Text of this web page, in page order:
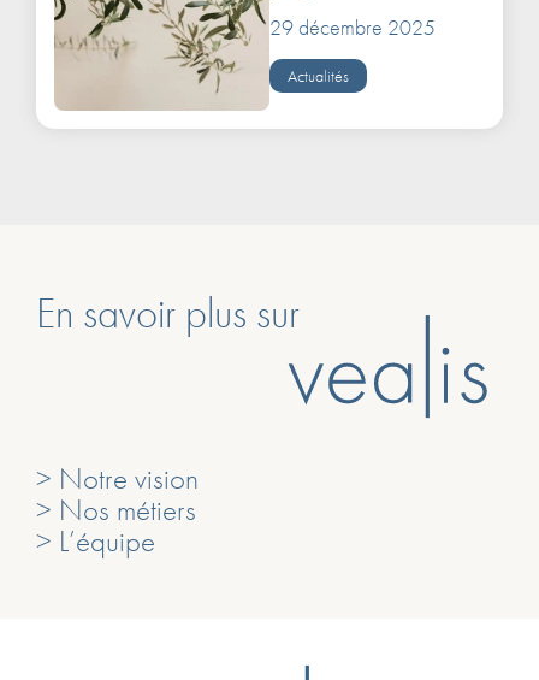
29 décembre 2025
Actualités
En savoir plus sur
> Notre vision
> Nos métiers
> L’équipe